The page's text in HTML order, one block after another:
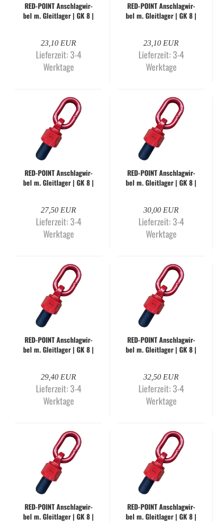
RED-​POINT An­schlag­wir­
bel m. Gleit­la­ger | GK 8 |
23,10 EUR
Lieferzeit:3-4
Werktage
RED-​POINT An­schlag­wir­
bel m. Gleit­la­ger | GK 8 |
23,10 EUR
Lieferzeit:3-4
Werktage
RED-​POINT An­schlag­wir­
bel m. Gleit­la­ger | GK 8 |
27,50 EUR
Lieferzeit:3-4
Werktage
RED-​POINT An­schlag­wir­
bel m. Gleit­la­ger | GK 8 |
30,00 EUR
Lieferzeit:3-4
Werktage
RED-​POINT An­schlag­wir­
bel m. Gleit­la­ger | GK 8 |
29,40 EUR
Lieferzeit:3-4
Werktage
RED-​POINT An­schlag­wir­
bel m. Gleit­la­ger | GK 8 |
32,50 EUR
Lieferzeit:3-4
Werktage
RED-​POINT An­schlag­wir­
bel m. Gleit­la­ger | GK 8 |
RED-​POINT An­schlag­wir­
bel m. Gleit­la­ger | GK 8 |